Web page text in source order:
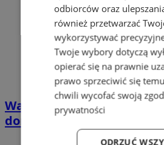
Wakacyjny wypoczynek
domkach Szmaragdowe
odbiorców oraz
również przetwarzać
wykorzystywać
Twoje wybory dotyczą
opierać się na prawnie
prawo sprzeciwić się
chwili wycofać swoją
prywatności
ODRZUĆ